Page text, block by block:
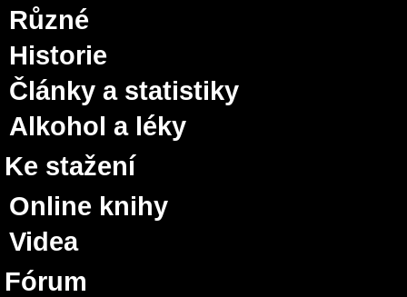
Různé
Historie
Články a statistiky
Alkohol a léky
Ke stažení
Online knihy
Videa
Fórum